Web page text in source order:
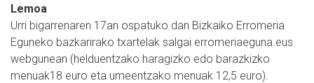
Lemoa
Urri bigarrenaren 17an ospatuko dan Bizkaiko Erromeria
Eguneko bazkarirako txartelak salgai erromeriaeguna.eus
webgunean (helduentzako haragizko edo barazkizko
menuak18 euro eta umeentzako menuak 12,5 euro).